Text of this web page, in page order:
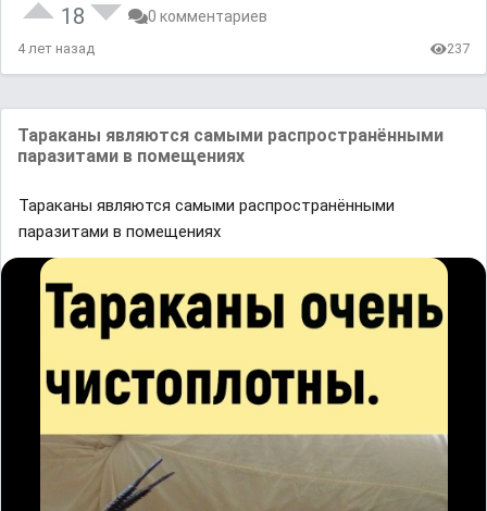
18 0 комментариев
4 лет назад 237
Тараканы являются самыми распространёнными
паразитами в помещениях
Тараканы являются самыми распространёнными
паразитами в помещениях